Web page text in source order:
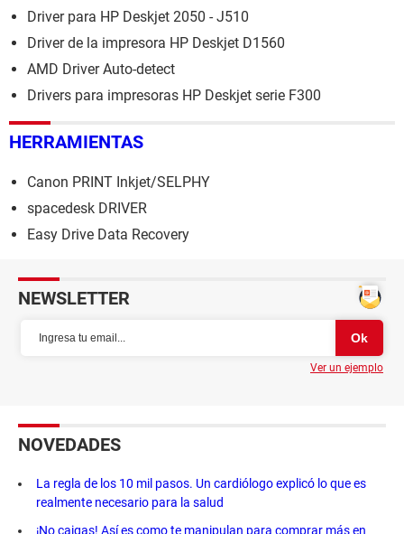
Driver para HP Deskjet 2050 - J510
Driver de la impresora HP Deskjet D1560
AMD Driver Auto-detect
Drivers para impresoras HP Deskjet serie F300
HERRAMIENTAS
Canon PRINT Inkjet/SELPHY
spacedesk DRIVER
Easy Drive Data Recovery
NEWSLETTER
Ver un ejemplo
NOVEDADES
La regla de los 10 mil pasos. Un cardiólogo explicó lo que es
realmente necesario para la salud
¡No caigas! Así es como te manipulan para comprar más en